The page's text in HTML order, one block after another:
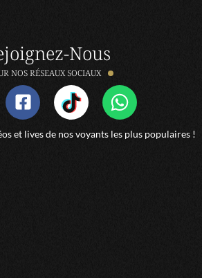
des années je la consulte sans
rapide et juste merci
Nous
NOS RÉSEAUX SOCIAUX
et lives de nos voyants les plus populaires !